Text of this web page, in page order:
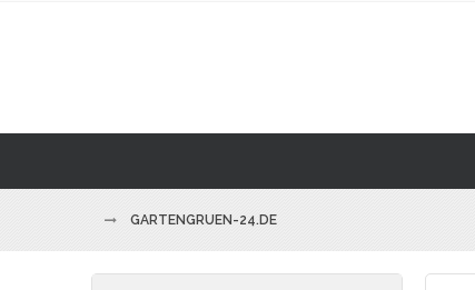
GARTENGRUEN-24.DE